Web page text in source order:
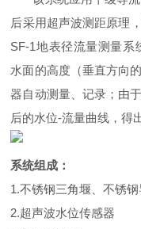
后采用超声波测距原理
SF-1地表径流量测量系
水面的高度（垂直方向
器自动测量、记录；由
后的水位-流量曲线，得
系统组成：
1.不锈钢三角堰、不锈
2.超声波水位传感器